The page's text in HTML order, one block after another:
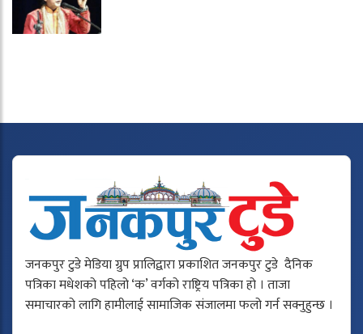
जनकपुर टुडे मेडिया ग्रुप प्रालिद्वारा प्रकाशित जनकपुर टुडे दैनिक
पत्रिका मधेशको पहिलो ‘क’ वर्गको राष्ट्रिय पत्रिका हो । ताजा
समाचारको लागि हामीलाई सामाजिक संजालमा फलो गर्न सक्नुहुन्छ ।